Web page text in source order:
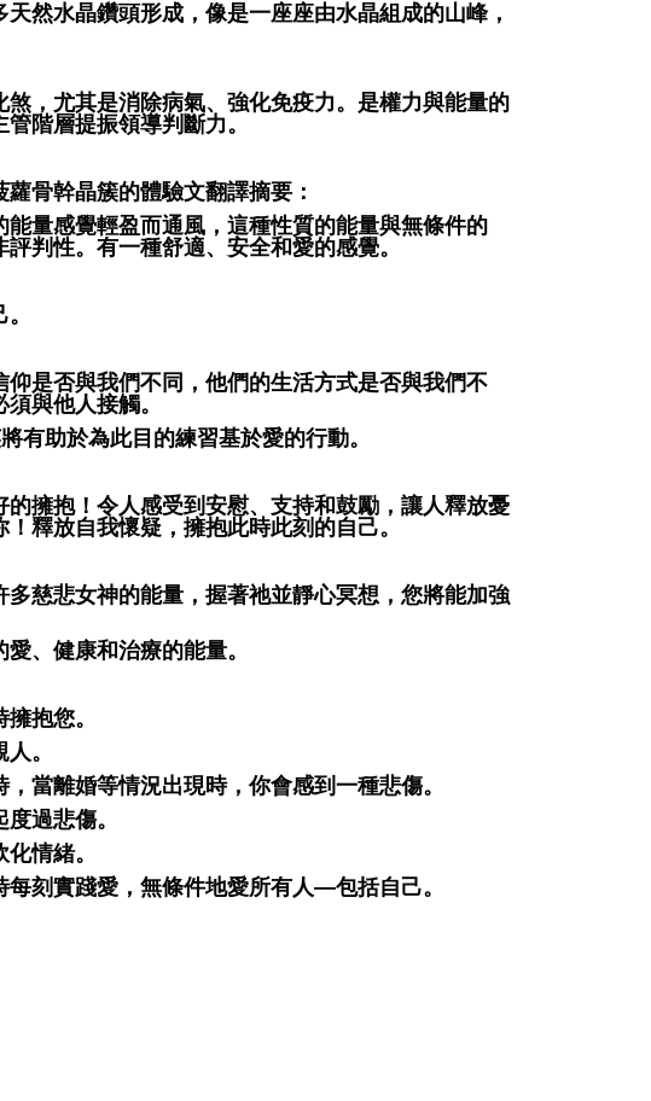
然水晶鑽頭形成，像是一座座由水晶組成的山峰，
，尤其是消除病氣、強化免疫力。是權力與能量的
階層提振領導判斷力。
骨幹晶簇的體驗文翻譯摘要：
量感覺輕盈而通風，這種性質的能量與無條件的
判性。有一種舒適、安全和愛的感覺。
是否與我們不同，他們的生活方式是否與我們不
與他人接觸。
有助於為此目的練習基於愛的行動。
擁抱！令人感受到安慰、支持和鼓勵，讓人釋放憂
釋放自我懷疑，擁抱此時此刻的自己。
慈悲女神的能量，握著祂並靜心冥想，您將能加強
、健康和治療的能量。
抱您。
。
當離婚等情況出現時，你會感到一種悲傷。
過悲傷。
情緒。
刻實踐愛，無條件地愛所有人—包括自己。